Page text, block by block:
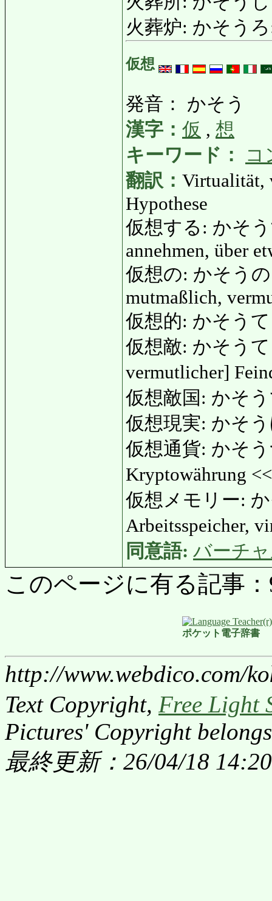
火葬炉: かそう
仮想
発音： かそう
漢字： 仮 , 想
キーワード：
コ
翻訳： Virtualität,
Hypothese
仮想する: かそう
annehmen, über
仮想の: かそうの
mutmaßlich,
仮想的: かそう
仮想敵: かそうて
vermutlicher]
仮想敵国: かそ
仮想現実: かそ
仮想通貨: かそ
Kryptowährung
仮想メモリー:
Arbeitsspeicher,
同意語: バーチ
このページに有る記事
ポケット電子辞書
http://www.webdico.com/
Text Copyright, Free Light
Pictures' Copyright
最終更新：26/04/18 14:20